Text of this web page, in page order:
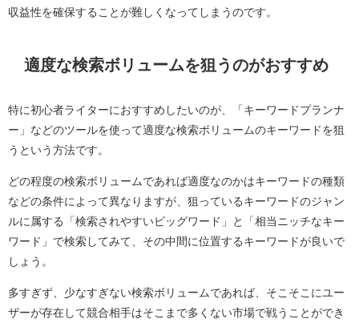
収益性を確保することが難しくなってしまうのです。
適度な検索ボリュームを狙うのがおすすめ
特に初心者ライターにおすすめしたいのが、「キーワードプランナ
ー」などのツールを使って適度な検索ボリュームのキーワードを狙
うという方法です。
どの程度の検索ボリュームであれば適度なのかはキーワードの種類
などの条件によって異なりますが、狙っているキーワードのジャン
ルに属する「検索されやすいビッグワード」と「相当ニッチなキー
ワード」で検索してみて、その中間に位置するキーワードが良いで
しょう。
多すぎず、少なすぎない検索ボリュームであれば、そこそこにユー
ザーが存在して競合相手はそこまで多くない市場で戦うことができ